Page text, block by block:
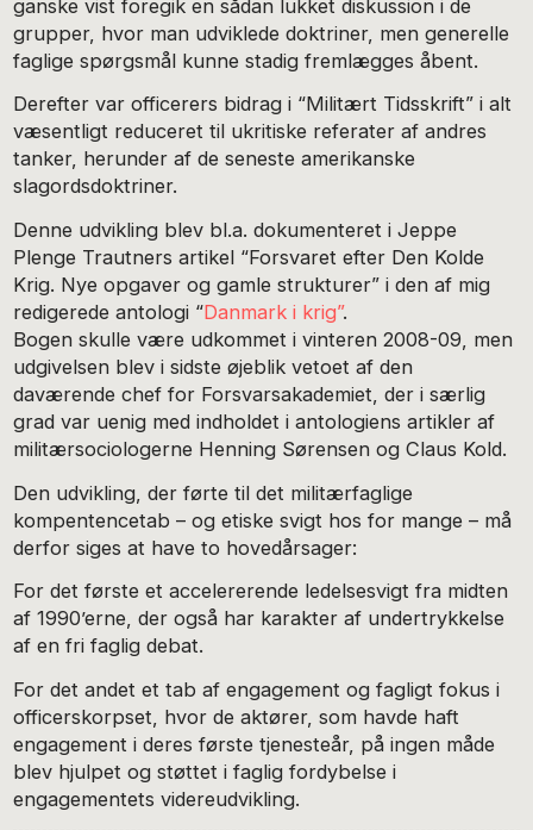
ganske vist foregik en sådan lukket diskussion i de
grupper, hvor man udviklede doktriner, men generelle
faglige spørgsmål kunne stadig fremlægges åbent.
Derefter var officerers bidrag i “Militært Tidsskrift” i alt
væsentligt reduceret til ukritiske referater af andres
tanker, herunder af de seneste amerikanske
slagordsdoktriner.
Denne udvikling blev bl.a. dokumenteret i Jeppe
Plenge Trautners artikel “Forsvaret efter Den Kolde
Krig. Nye opgaver og gamle strukturer” i den af mig
redigerede antologi “Danmark i krig”.
Bogen skulle være udkommet i vinteren 2008-09, men
udgivelsen blev i sidste øjeblik vetoet af den
daværende chef for Forsvarsakademiet, der i særlig
grad var uenig med indholdet i antologiens artikler af
militærsociologerne Henning Sørensen og Claus Kold.
Den udvikling, der førte til det militærfaglige
kompentencetab – og etiske svigt hos for mange – må
derfor siges at have to hovedårsager:
For det første et accelererende ledelsesvigt fra midten
af 1990’erne, der også har karakter af undertrykkelse
af en fri faglig debat.
For det andet et tab af engagement og fagligt fokus i
officerskorpset, hvor de aktører, som havde haft
engagement i deres første tjenesteår, på ingen måde
blev hjulpet og støttet i faglig fordybelse i
engagementets videreudvikling.